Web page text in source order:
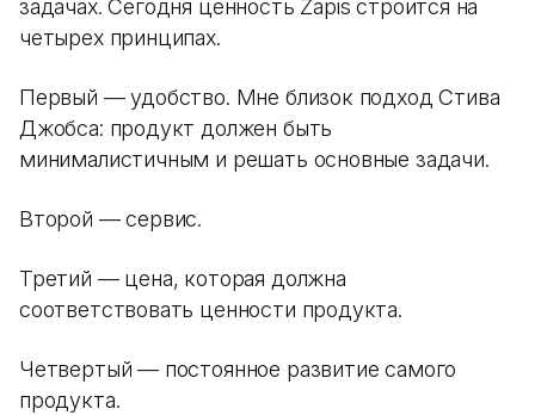
задачах. Сегодня ценность Zapis строится на
четырех принципах.
Первый — удобство. Мне близок подход Стива
Джобса: продукт должен быть
минималистичным и решать основные задачи.
Второй — сервис.
Третий — цена, которая должна
соответствовать ценности продукта.
Четвертый — постоянное развитие самого
продукта.